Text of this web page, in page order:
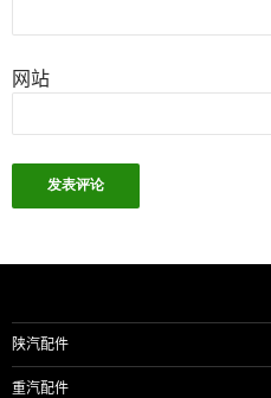
网站
陕汽配件
重汽配件